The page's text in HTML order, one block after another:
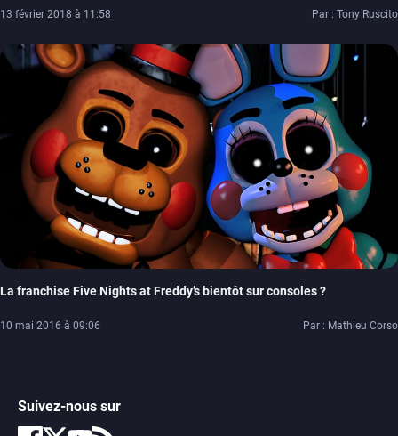
13 février 2018 à 11:58 Par : Tony Ruscito
La franchise Five Nights at Freddy’s bientôt sur consoles ?
10 mai 2016 à 09:06 Par : Mathieu Corso
Suivez-nous sur